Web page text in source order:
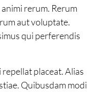
rerum. Rerum
aut voluptate.
qui perferendis
placeat. Alias
Quibusdam modi